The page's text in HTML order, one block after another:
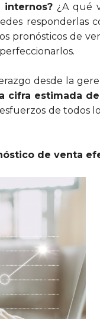
internos? ¿A qué
responderlas
pronósticos de
desde la
cifra estimada
de todos
de venta